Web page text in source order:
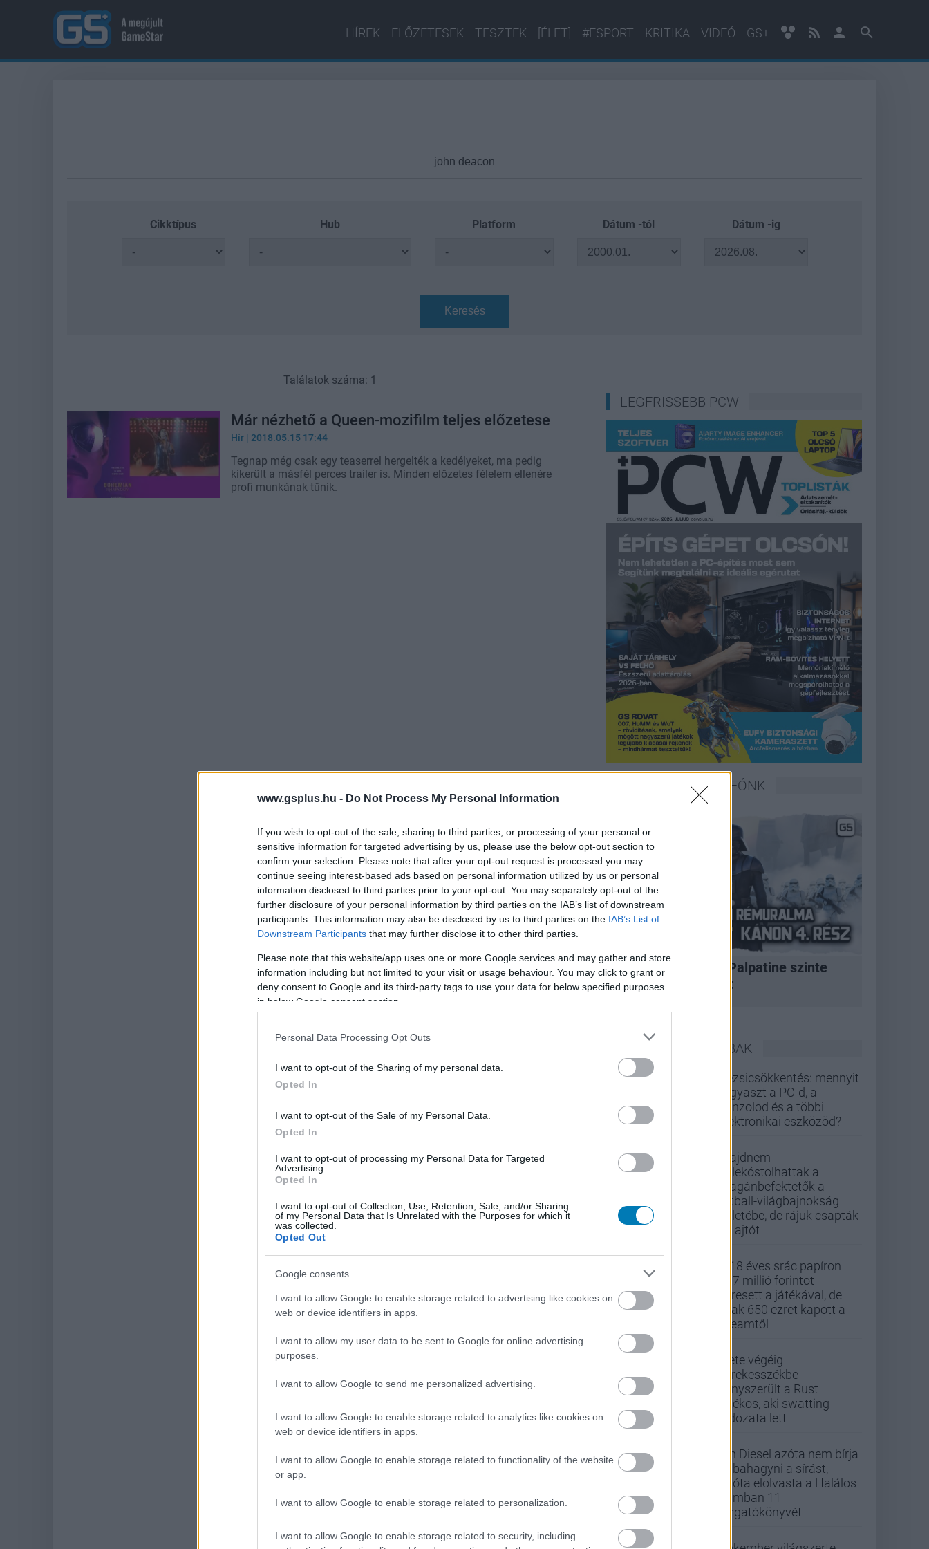
www.gsplus.hu - Do Not Process My Personal Information
If you wish to opt-out of the sale, sharing to third parties, or processing of your personal or
sensitive information for targeted advertising by us, please use the below opt-out section to
confirm your selection. Please note that after your opt-out request is processed you may
continue seeing interest-based ads based on personal information utilized by us or personal
information disclosed to third parties prior to your opt-out. You may separately opt-out of the
further disclosure of your personal information by third parties on the IAB’s list of downstream
participants. This information may also be disclosed by us to third parties on the IAB’s List of
Downstream Participants that may further disclose it to other third parties.
Please note that this website/app uses one or more Google services and may gather and store
information including but not limited to your visit or usage behaviour. You may click to grant or
deny consent to Google and its third-party tags to use your data for below specified purposes
in below Google consent section.
Personal Data Processing Opt Outs
I want to opt-out of the Sharing of my personal data.
Opted In
I want to opt-out of the Sale of my Personal Data.
Opted In
I want to opt-out of processing my Personal Data for Targeted
Advertising.
Opted In
I want to opt-out of Collection, Use, Retention, Sale, and/or Sharing
of my Personal Data that Is Unrelated with the Purposes for which it
was collected.
Opted Out
Google consents
I want to allow Google to enable storage related to advertising like cookies on
web or device identifiers in apps.
I want to allow my user data to be sent to Google for online advertising
purposes.
I want to allow Google to send me personalized advertising.
I want to allow Google to enable storage related to analytics like cookies on
web or device identifiers in apps.
I want to allow Google to enable storage related to functionality of the website
or app.
I want to allow Google to enable storage related to personalization.
I want to allow Google to enable storage related to security, including
HÍREK ELŐZETESEK TESZTEK [ÉLET] #ESPORT KRITIKA VIDEÓ GS+
Cikktípus Hub Platform Dátum -tól Dátum -ig
Keresés
Találatok száma: 1
Már nézhető a Queen-mozifilm teljes előzetese
Hír | 2018.05.15 17:44
Tegnap még csak egy teaserrel hergelték a kedélyeket, ma pedig
kikerült a másfél perces trailer is. Minden előzetes félelem ellenére
profi munkának tűnik.
LEGFRISSEBB PCW
LEGFRISSEBB VIDEÓNK
A korszak, amikor Palpatine szinte
bármit megtehetett
LEGOLVASOTTABBAK
Rezsicsökkentés: mennyit
fogyaszt a PC-d, a
konzolod és a többi
elektronikai eszközöd?
Majdnem
belekóstolhattak a
magánbefektetők a
futball-világbajnokság
üzletébe, de rájuk csapták
az ajtót
A 18 éves srác papíron
437 millió forintot
keresett a játékával, de
csak 650 ezret kapott a
Steamtől
Élete végéig
kerekesszékbe
kényszerült a Rust
játékos, aki swatting
áldozata lett
Vin Diesel azóta nem bírja
abbahagyni a sírást,
mióta elolvasta a Halálos
iramban 11
forgatókönyvét